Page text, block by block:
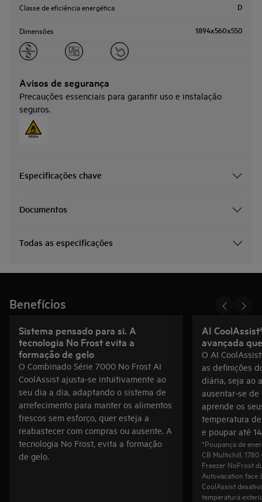
Classe de eficiência energética D
Dimensões 1894x560x550
Avisos de segurança
Precauções essenciais para garantir uso e instalação
seguros.
Especificações chave
Documentos
Todas as especificações
Benefícios
Sistema pensado para si. A
tecnologia No Frost evita a
formação de gelo
O Combinado Série 7000 No Frost AI
CoolAssist ajusta-se intuitivamente ao
seu dia a dia, adaptando o sistema de
arrefecimento para manter os alimentos
frescos sem esforço, quer esteja a
reabastecer com compras ou ausente. A
tecnologia No Frost, evita a formação
de gelo.
AI
avançada
O AI
as definições
diária, seja ao
ausentar-se de
aprende os
temperatura
e poupar até
*Poupança de
CB Multichill,
Freezer NoFrost
Autovacation face
CoolAssist
temperatura